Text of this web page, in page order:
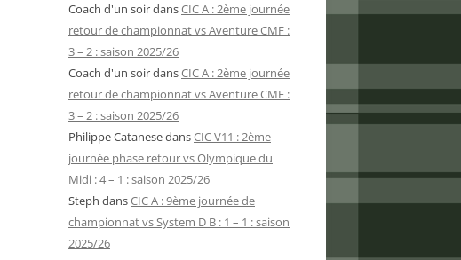
Coach d'un soirdansCIC A : 2ème journée
retour de championnat vs Aventure CMF :
3 – 2 : saison 2025/26
Coach d'un soirdansCIC A : 2ème journée
retour de championnat vs Aventure CMF :
3 – 2 : saison 2025/26
Philippe CatanesedansCIC V11 : 2ème
journée phase retour vs Olympique du
Midi : 4 – 1 : saison 2025/26
Steph dansCIC A : 9ème journée de
championnat vs System D B : 1 – 1 : saison
2025/26